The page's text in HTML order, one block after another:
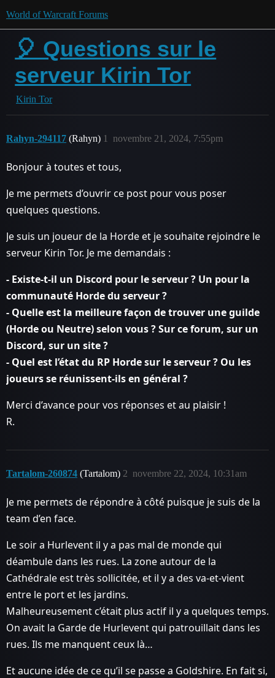
World of Warcraft Forums
🎈 Questions sur le
serveur Kirin Tor
Kirin Tor
Rahyn-294117 (Rahyn) novembre 21, 2024, 7:55pm
1
Bonjour à toutes et tous,
Je me permets d’ouvrir ce post pour vous poser
quelques questions.
Je suis un joueur de la Horde et je souhaite rejoindre le
serveur Kirin Tor. Je me demandais :
- Existe-t-il un Discord pour le serveur ? Un pour la
communauté Horde du serveur ?
- Quelle est la meilleure façon de trouver une guilde
(Horde ou Neutre) selon vous ? Sur ce forum, sur un
Discord, sur un site ?
- Quel est l’état du RP Horde sur le serveur ? Ou les
joueurs se réunissent-ils en général ?
Merci d’avance pour vos réponses et au plaisir !
R.
Tartalom-260874 (Tartalom) novembre 22, 2024, 10:31am
2
Je me permets de répondre à côté puisque je suis de la
team d’en face.
Le soir a Hurlevent il y a pas mal de monde qui
déambule dans les rues. La zone autour de la
Cathédrale est très sollicitée, et il y a des va-et-vient
entre le port et les jardins.
Malheureusement c’était plus actif il y a quelques temps.
On avait la Garde de Hurlevent qui patrouillait dans les
rues. Ils me manquent ceux là…
Et aucune idée de ce qu’il se passe a Goldshire. En fait si,